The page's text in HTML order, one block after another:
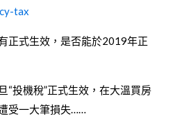
tax
正式生效，是否能於2019年正
“投機稅”正式生效，在大溫買房
受一大筆損失……